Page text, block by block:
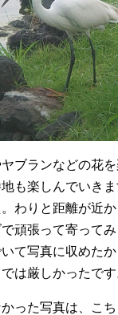
ブランなどの花
も楽しんでいき
わりと距離が近
頑張って寄って
て写真に収めた
は厳しかったです
った写真は、こち